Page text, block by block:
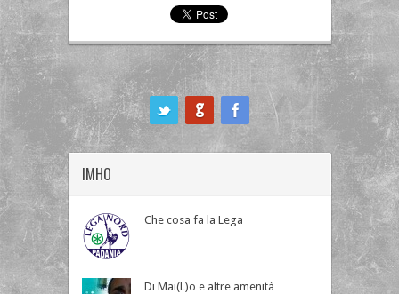
IMHO
Che cosa fa la Lega
Di Mai(L)o e altre amenità